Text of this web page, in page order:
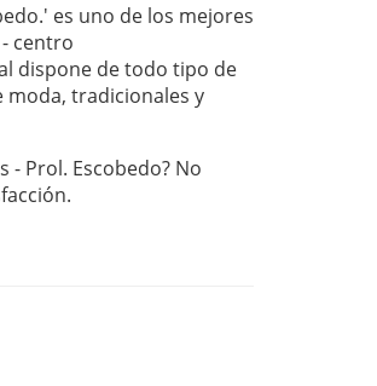
es uno de los mejores
centro
dispone de todo tipo de
tradicionales y
- Prol. Escobedo? No